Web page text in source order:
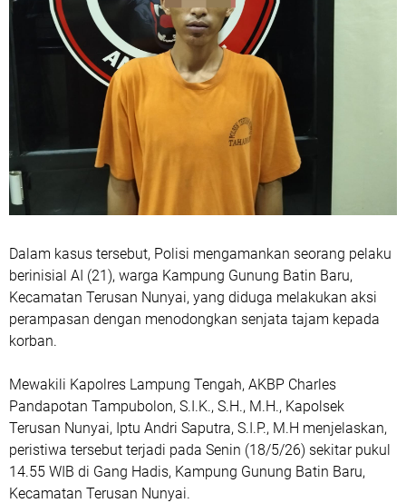
Dalam kasus tersebut, Polisi mengamankan seorang pelaku
berinisial AI (21), warga Kampung Gunung Batin Baru,
Kecamatan Terusan Nunyai, yang diduga melakukan aksi
perampasan dengan menodongkan senjata tajam kepada
korban.
Mewakili Kapolres Lampung Tengah, AKBP Charles
Pandapotan Tampubolon, S.I.K., S.H., M.H., Kapolsek
Terusan Nunyai, Iptu Andri Saputra, S.I.P., M.H menjelaskan,
peristiwa tersebut terjadi pada Senin (18/5/26) sekitar pukul
14.55 WIB di Gang Hadis, Kampung Gunung Batin Baru,
Kecamatan Terusan Nunyai.